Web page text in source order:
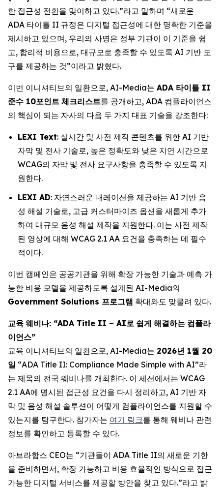
한 접근성 전환을 맞이하고 있다.”라고 말하며 “새로운
ADA 타이틀 II 규정은 디지털 접근성에 대한 명확한 기준을
제시하고 있으며, 우리의 사명은 정부 기관이 이 기준을 쉽
고, 합리적 비용으로, 대규모로 충족할 수 있도록 AI 기반 도
구를 제공하는 것”이라고 밝혔다.
이번 이니셔티브의 일환으로, AI-Media는 ADA 타이틀 II
준수 10포인트 체크리스트를 공개하고, ADA 컴플라이언스
의 핵심이 되는 자사의 다음 두 가지 대표 기술을 강조한다:
LEXI Text: 실시간 및 사전 제작 콘텐츠를 위한 AI 기반
자막 및 전사 기술로, 높은 정확도와 낮은 지연 시간으로
WCAG의 자막 및 전사 요구사항을 충족할 수 있도록 지
원한다.
LEXI AD: 자연스러운 내레이션을 제공하는 AI 기반 음
성 해설 기술로, 고급 커스터마이즈 옵션을 새롭게 추가
하여 대규모 음성 해설 제작을 지원한다. 이는 사전 제작
된 영상에 대해 WCAG 2.1 AA 요건을 충족하는 데 필수
적이다.
이번 캠페인은 공공기관을 위해 확장 가능한 기술과 예측 가
능한 비용 모델을 제공하도록 설계된 AI-Media의
Government Solutions 프로그램 확대와도 맞물려 있다.
교육 웨비나: “ADA Title II – AI로 쉽게 해결하는 컴플라
이언스”
교육 이니셔티브의 일환으로, AI-Media는 2026년 1월 20
일 “ADA Title II: Compliance Made Simple with AI”라
는 제목의 전국 웨비나를 개최한다. 이 세션에서는 WCAG
2.1 AA에 명시된 접근성 요건을 다시 정리하고, AI 기반 자
막 및 음성 해설 솔루션이 어떻게 컴플라이언스를 지원할 수
있는지를 탐구한다. 참가자는 여기 링크를 통해 웨비나 관련
정보를 확인하고 등록할 수 있다.
아브라함스 CEO는 “기관들이 ADA Title II의 새로운 기한
을 준비하면서, 확장 가능하고 비용 효율적인 방식으로 접근
가능한 디지털 서비스를 제공할 방안을 찾고 있다.”라고 밝